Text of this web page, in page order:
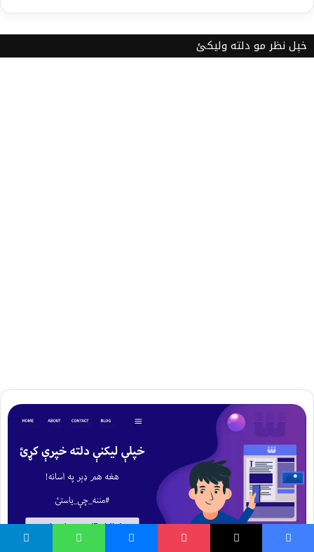
خپل نظر مو دلته ولیکئ